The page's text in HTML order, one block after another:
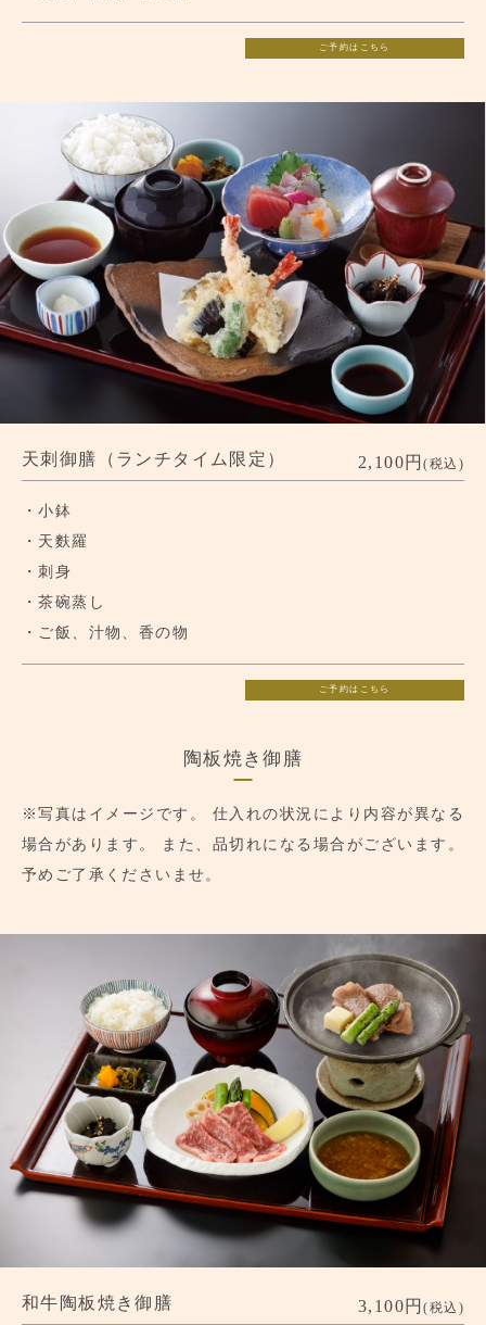
ご予約はこちら
天刺御膳（ランチタイム限定） 2,100円(税込)
・小鉢
・天麩羅
・刺身
・茶碗蒸し
・ご飯、汁物、香の物
ご予約はこちら
陶板焼き御膳
※写真はイメージです。
仕入れの状況により内容が異なる
場合があります。
また、品切れになる場合がございます。
予めご了承くださいませ。
和牛陶板焼き御膳 3,100円(税込)